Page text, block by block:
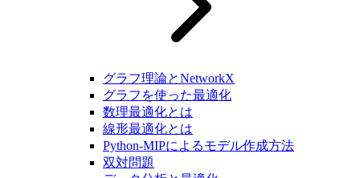
グラフ理論とNetworkX
グラフを使った最適化
数理最適化とは
線形最適化とは
Python-MIPによるモデル作成方法
双対問題